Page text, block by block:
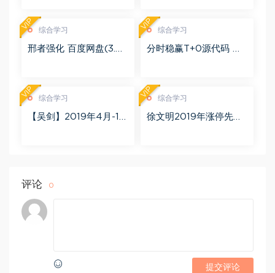
综合学习
邢者强化 百度网盘(3.01
VIP 综合学习
分时稳赢T+0源代码 自
VIP
综合学习
【吴剑】2019年4月-11
VIP 综合学习
徐文明2019年涨停先锋
VIP
评论 0
提交评论